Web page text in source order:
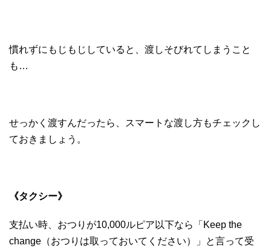
慣れずにもじもじしていると、渡しそびれてしまうこと
も…
せっかく渡すんだったら、スマートな渡し方もチェックし
ておきましょう。
《タクシー》
支払い時、おつりが10,000ルピア以下なら「Keep the
change（おつりは取っておいてください）」と言って受